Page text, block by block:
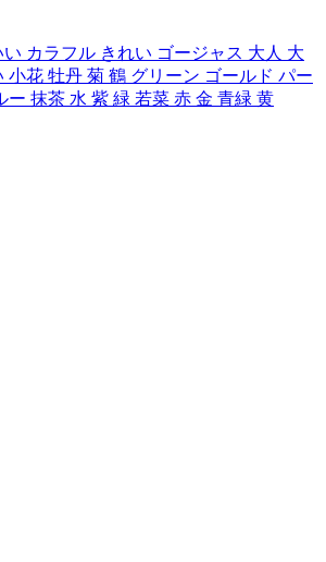
い カラフル きれい ゴージャス 大人 大
小花 牡丹 菊 鶴 グリーン ゴールド パー
ー 抹茶 水 紫 緑 若菜 赤 金 青緑 黄